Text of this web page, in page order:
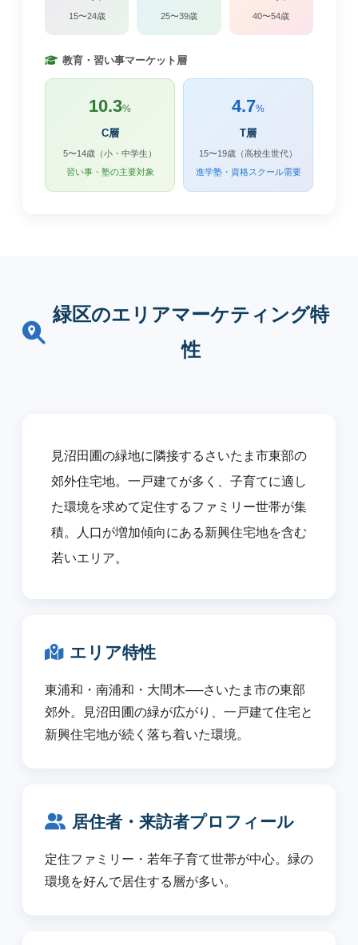
15〜24歳 25〜39歳 40〜54歳
教育・習い事マーケット層
10.3%
C層
5〜14歳（小・中学生）
習い事・塾の主要対象
4.7%
T層
15〜19歳（高校生世代）
進学塾・資格スクール需要
緑区のエリアマーケティング特
性
見沼田圃の緑地に隣接するさいたま市東部の
郊外住宅地。一戸建てが多く、子育てに適し
た環境を求めて定住するファミリー世帯が集
積。人口が増加傾向にある新興住宅地を含む
若いエリア。
エリア特性
東浦和・南浦和・大間木──さいたま市の東部
郊外。見沼田圃の緑が広がり、一戸建て住宅と
新興住宅地が続く落ち着いた環境。
居住者・来訪者プロフィール
定住ファミリー・若年子育て世帯が中心。緑の
環境を好んで居住する層が多い。